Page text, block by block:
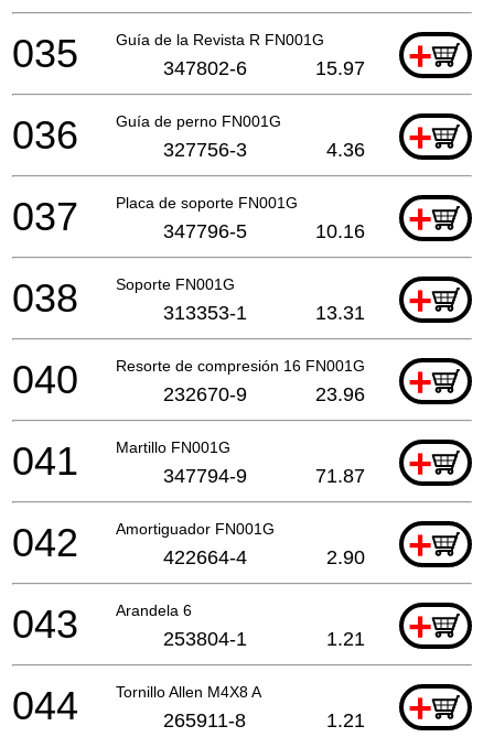
Guía de la Revista R FN001G +
035 347802-6 15.97
Guía de perno FN001G +
036 327756-3 4.36
Placa de soporte FN001G +
037 347796-5 10.16
Soporte FN001G +
038 313353-1 13.31
Resorte de compresión 16 FN001G +
040 232670-9 23.96
Martillo FN001G +
041 347794-9 71.87
Amortiguador FN001G +
042 422664-4 2.90
Arandela 6 +
043 253804-1 1.21
Tornillo Allen M4X8 A +
044 265911-8 1.21